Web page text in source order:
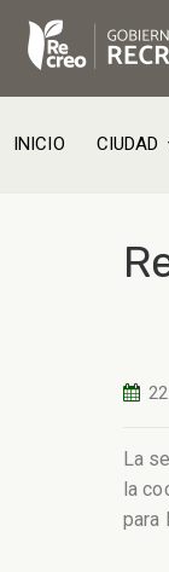
INICIO CIUDAD
La
la
para